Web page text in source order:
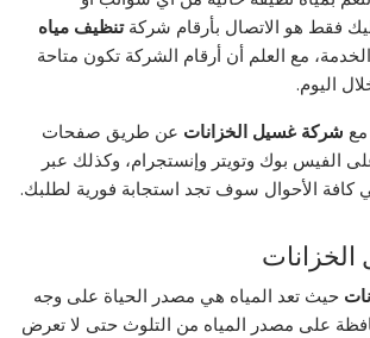
فقط هو الاتصال بأرقام شركةتنظيف مياه
مع العلم أن أرقام الشركة تكون متاحة
شركة غسيل الخزانات عن طريق صفحات
الفيس بوك وتويتر وإنستجرام، وكذلك عبر
كافة الأحوال سوف تجد استجابة فورية لطلبك.
حيث تعد المياه هي مصدر الحياة على وجه
على مصدر المياه من التلوث حتى لا تعرض